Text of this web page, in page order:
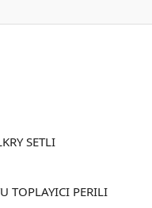
SETLI
TOPLAYICI PERILI